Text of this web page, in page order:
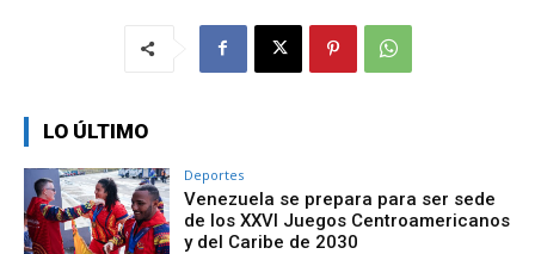
LO ÚLTIMO
Deportes
Venezuela se prepara para ser sede
de los XXVI Juegos Centroamericanos
y del Caribe de 2030